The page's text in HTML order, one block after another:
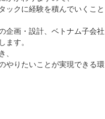
ックに経験を積んでいくこと
企画・設計、ベトナム子会社
ます。
、
やりたいことが実現できる環